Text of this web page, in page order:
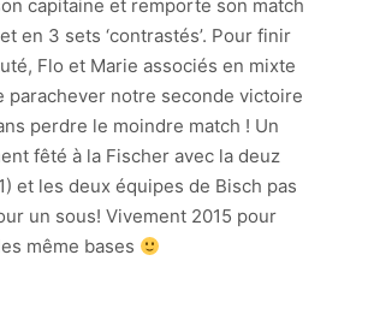
capitaine et remporte son match
en 3 sets ‘contrastés’. Pour finir
Flo et Marie associés en mixte
parachever notre seconde victoire
perdre le moindre match ! Un
fêté à la Fischer avec la deuz
et les deux équipes de Bisch pas
un sous! Vivement 2015 pour
même bases